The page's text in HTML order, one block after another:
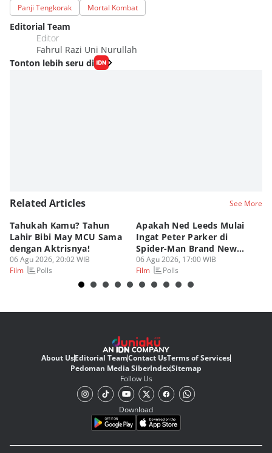
Panji Tengkorak Mortal Kombat
Editorial Team
Editor
Fahrul Razi Uni Nurullah
Tonton lebih seru di
Related Articles See More
Tahukah Kamu? Tahun
Lahir Bibi May MCU Sama
dengan Aktrisnya!
06 Agu 2026, 20:02 WIB
Film
Polls
Apakah Ned Leeds Mulai
Ingat Peter Parker di
Spider-Man Brand New
Day?
06 Agu 2026, 17:00 WIB
Film
Polls
About UsEditorial TeamContact UsTerms of Services
Pedoman Media SiberIndexSitemap
Follow Us
Download